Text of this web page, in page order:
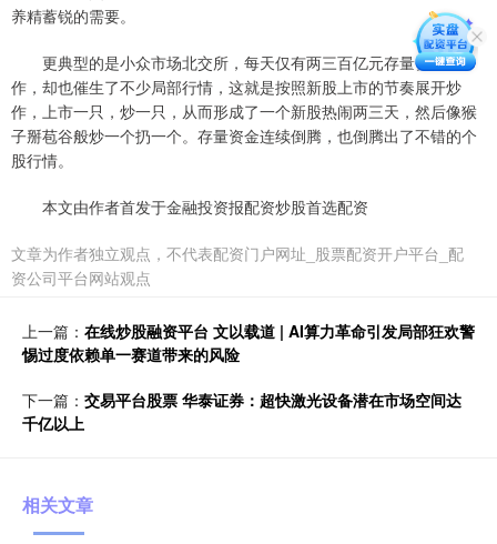
养精蓄锐的需要。
更典型的是小众市场北交所，每天仅有两三百亿元存量资金运
作，却也催生了不少局部行情，这就是按照新股上市的节奏展开炒
作，上市一只，炒一只，从而形成了一个新股热闹两三天，然后像猴
子掰苞谷般炒一个扔一个。存量资金连续倒腾，也倒腾出了不错的个
股行情。
本文由作者首发于金融投资报配资炒股首选配资
文章为作者独立观点，不代表配资门户网址_股票配资开户平台_配
资公司平台网站观点
上一篇： 在线炒股融资平台 文以载道 | AI算力革命引发局部狂欢警
惕过度依赖单一赛道带来的风险
下一篇： 交易平台股票 华泰证券：超快激光设备潜在市场空间达
千亿以上
相关文章